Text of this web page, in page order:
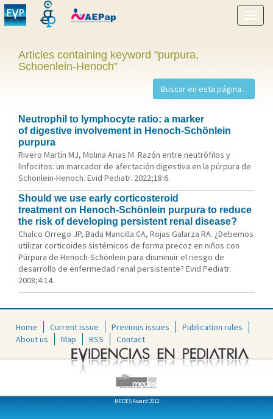
Show
menu
Articles containing keyword "purpura,
Schoenlein-Henoch"
Neutrophil to lymphocyte ratio: a marker
of digestive involvement in Henoch-Schönlein
purpura
Rivero Martín MJ, Molina Arias M. Razón entre neutrófilos y
linfocitos: un marcador de afectación digestiva en la púrpura de
Schönlein-Henoch. Evid Pediatr. 2022;18:6.
Should we use early corticosteroid
treatment on Henoch-Schönlein purpura to reduce
the risk of developing persistent renal disease?
Chalco Orrego JP, Bada Mancilla CA, Rojas Galarza RA. ¿Debemos
utilizar corticoides sistémicos de forma precoz en niños con
Púrpura de Henoch-Schönlein para disminuir el riesgo de
desarrollo de enfermedad renal persistente? Evid Pediatr.
2008;4:14.
Home Current issue Previous issues
Publication rules
About us
Map RSS Contact
MEDES Award 2012